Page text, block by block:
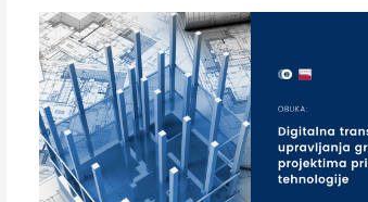
I
NAPREDNI
NIVO)